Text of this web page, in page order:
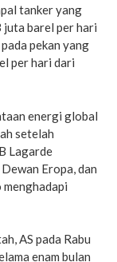
tanker yang
juta barel per hari
pekan yang
per hari dari
energi global
setelah
Lagarde
Eropa, dan
AS pada Rabu
enam bulan